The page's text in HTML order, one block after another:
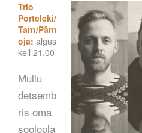
Trio
Porteleki/
Tarn/Pärn
oja: algus
kell 21.00
Mullu
detsemb
ris oma
soolopla